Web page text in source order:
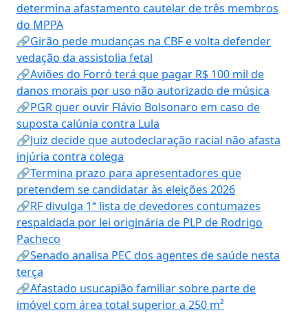
determina afastamento cautelar de três membros
do MPPA
🔗Girão pede mudanças na CBF e volta defender
vedação da assistolia fetal
🔗Aviões do Forró terá que pagar R$ 100 mil de
danos morais por uso não autorizado de música
🔗PGR quer ouvir Flávio Bolsonaro em caso de
suposta calúnia contra Lula
🔗Juiz decide que autodeclaração racial não afasta
injúria contra colega
🔗Termina prazo para apresentadores que
pretendem se candidatar às eleições 2026
🔗RF divulga 1ª lista de devedores contumazes
respaldada por lei originária de PLP de Rodrigo
Pacheco
🔗Senado analisa PEC dos agentes de saúde nesta
terça
🔗Afastado usucapião familiar sobre parte de
imóvel com área total superior a 250 m²